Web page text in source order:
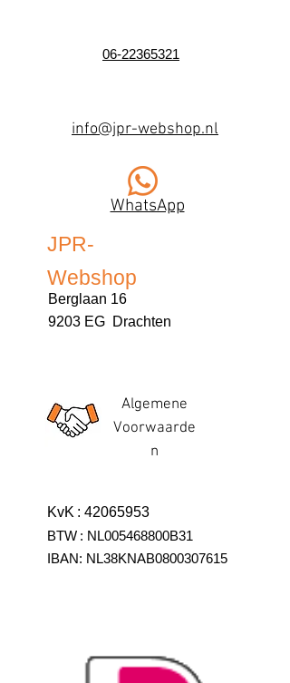
06-22365321
info@jpr-webshop.nl
WhatsApp
JPR-
Webshop
Berglaan 16
9203 EG Drachten
Algemene
Voorwaarde
n
KvK : 42065953
BTW : NL005468800B31
IBAN: NL38KNAB0800307615